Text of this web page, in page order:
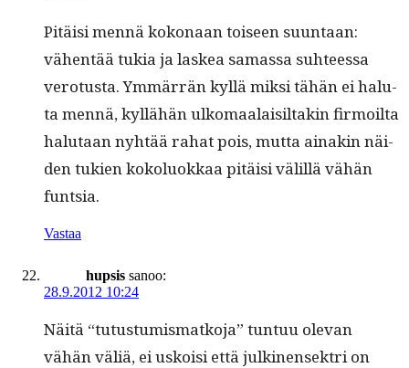
Pitäisi men­nä kokon­aan toiseen suun­taan:
vähen­tää tukia ja laskea samas­sa suh­teessa
vero­tus­ta. Ymmär­rän kyl­lä mik­si tähän ei halu­
ta men­nä, kyl­lähän ulko­maalaisil­takin fir­moil­ta
halu­taan nyhtää rahat pois, mut­ta ainakin näi­
den tukien kokolu­okkaa pitäisi välil­lä vähän
funtsia.
Vastaa
hupsis sanoo:
28.9.2012 10:24
Näitä “tutus­tu­mis­matko­ja” tun­tuu ole­van
vähän väliä, ei uskoisi että julki­nensek­tri on